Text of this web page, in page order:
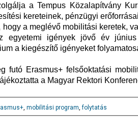
a Tempus Közalapítvány
kereteinek, pénzügyi
a meglévő mobilitási keretek,
egyetemi igények jövő év
a kiegészítő igényeket
futó Erasmus+ felsőoktatási
a Magyar Rektori
, mobilitási program,folytatás